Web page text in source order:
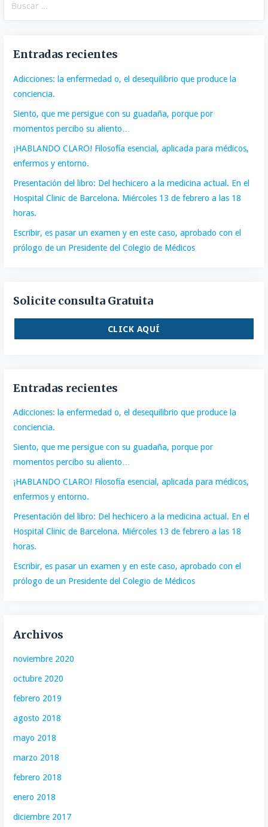
Entradas recientes
Adicciones: la enfermedad o, el desequilibrio que produce la
conciencia.
Siento, que me persigue con su guadaña, porque por
momentos percibo su aliento…
¡HABLANDO CLARO! Filosofía esencial, aplicada para médicos,
enfermos y entorno.
Presentación del libro: Del hechicero a la medicina actual. En el
Hospital Clinic de Barcelona. Miércoles 13 de febrero a las 18
horas.
Escribir, es pasar un examen y en este caso, aprobado con el
prólogo de un Presidente del Colegio de Médicos
Solicite consulta Gratuita
CLICK AQUÍ
Entradas recientes
Adicciones: la enfermedad o, el desequilibrio que produce la
conciencia.
Siento, que me persigue con su guadaña, porque por
momentos percibo su aliento…
¡HABLANDO CLARO! Filosofía esencial, aplicada para médicos,
enfermos y entorno.
Presentación del libro: Del hechicero a la medicina actual. En el
Hospital Clinic de Barcelona. Miércoles 13 de febrero a las 18
horas.
Escribir, es pasar un examen y en este caso, aprobado con el
prólogo de un Presidente del Colegio de Médicos
Archivos
noviembre 2020
octubre 2020
febrero 2019
agosto 2018
mayo 2018
marzo 2018
febrero 2018
enero 2018
diciembre 2017